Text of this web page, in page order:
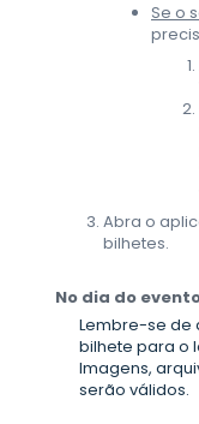
Se o
Abra o
bilhetes.
No dia do
Lembre-se de
bilhete para o
Imagens,
serão válidos.